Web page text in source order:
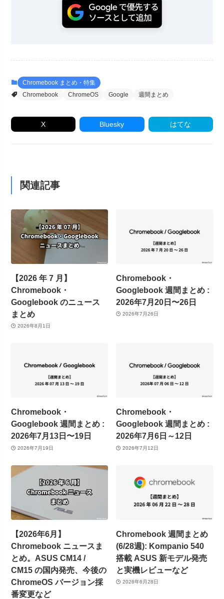
Chromebook まとめ・特集
Chromebook
ChromeOS Google 週間まとめ
X Bluesky はてな
関連記事
【2026 年 7 月】
Chromebook・
Googlebook のニュース
まとめ
2026年8月1日
Chromebook・
Googlebook 週間まとめ :
2026年7月20日〜26日
2026年7月26日
Chromebook・
Googlebook 週間まとめ :
2026年7月13日〜19日
2026年7月19日
Chromebook・
Googlebook 週間まとめ :
2026年7月6日～12日
2026年7月12日
【2026年6月】
Chromebook ニュースま
とめ。ASUS CM14 /
CM15 の国内発売、今後の
ChromeOS バージョン採
番変更など
Chromebook 週間まとめ
(6/28週): Kompanio 540
搭載 ASUS 新モデル発売
と実機レビューなど
2026年6月28日